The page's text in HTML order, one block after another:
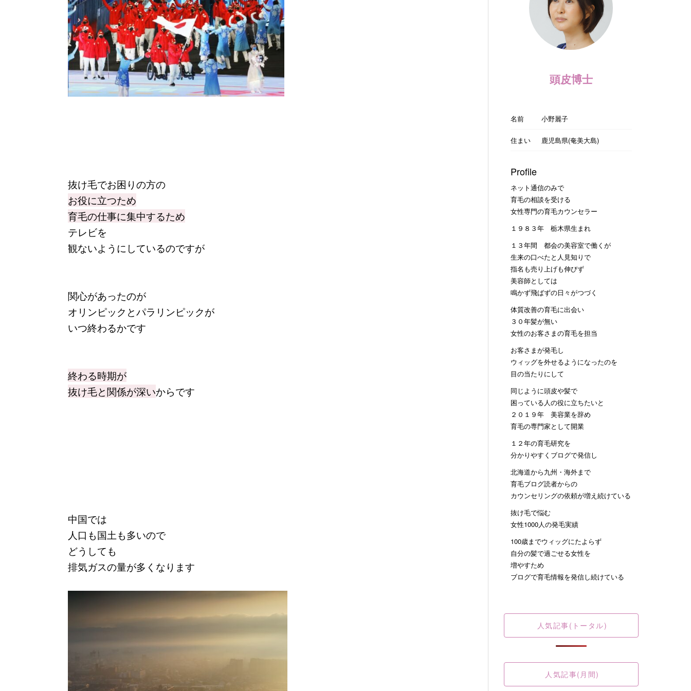
抜け毛でお困りの方の
お役に立つため
育毛の仕事に集中するため
テレビを
観ないようにしているのですが
関心があったのが
オリンピックとパラリンピックが
いつ終わるかです
終わる時期が
抜け毛と関係が深いからです
中国では
人口も国土も多いので
どうしても
排気ガスの量が多くなります
頭皮博士
名前 小野麗子
住まい 鹿児島県(奄美大島)
Profile
ネット通信のみで
育毛の相談を受ける
女性専門の育毛カウンセラー
１９８３年 栃木県生まれ
１３年間 都会の美容室で働くが
生来の口べたと人見知りで
指名も売り上げも伸びず
美容師としては
鳴かず飛ばずの日々がつづく
体質改善の育毛に出会い
３０年髪が無い
女性のお客さまの育毛を担当
お客さまが発毛し
ウィッグを外せるようになったのを
目の当たりにして
同じように頭皮や髪で
困っている人の役に立ちたいと
２０１９年 美容業を辞め
育毛の専門家として開業
１２年の育毛研究を
分かりやすくブログで発信し
北海道から九州・海外まで
育毛ブログ読者からの
カウンセリングの依頼が増え続けている
抜け毛で悩む
女性1000人の発毛実績
100歳までウィッグにたよらず
自分の髪で過ごせる女性を
増やすため
ブログで育毛情報を発信し続けている
人気記事(トータル)
人気記事(月間)